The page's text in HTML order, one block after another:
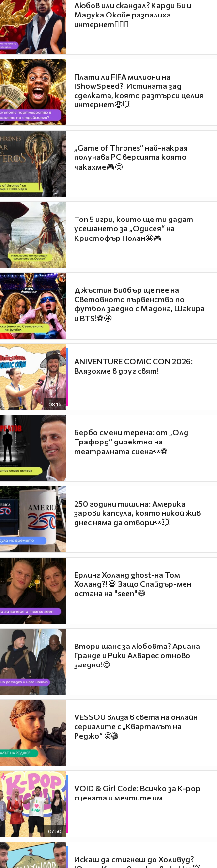
Любов или скандал? Карди Би и
Мадука Окойе разпалиха
интернет❤️‍🔥🔥
Плати ли FIFA милиони на
IShowSpeed?! Истината зад
сделката, която разтърси целия
интернет🤑💥
„Game of Thrones“ най-накрая
получава PC версията която
чакахме🎮🤩
Топ 5 игри, които ще ти дадат
усещането за „Одисея“ на
Кристофър Нолан🤩🎮
Джъстин Бийбър ще пее на
Световното първенство по
футбол заедно с Мадона, Шакира
и BTS!⚽🤩
08:16
ANIVENTURE COMIC CON 2026:
Влязохме в друг свят!
Бербо смени терена: от „Олд
Трафорд“ директно на
театралната сцена👀⚽
250 години тишина: Америка
зарови капсула, която никой жив
днес няма да отвори👀💥
Ерлинг Холанд ghost-на Том
Холанд?! 💀 Защо Спайдър-мен
остана на "seen"😅
Втори шанс за любовта? Ариана
Гранде и Рики Алварес отново
заедно!😍
VESSOU влиза в света на онлайн
сериалите с „Кварталът на
Реджо“ 🤩🎬
07:50
VOID & Girl Code: Всичко за K-pop
сцената и мечтите им
Искаш да стигнеш до Холивуд?